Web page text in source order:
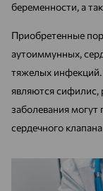
беременности, а
Приобретенные
аутоиммунных,
тяжелых
являются сифилис,
заболевания
сердечного